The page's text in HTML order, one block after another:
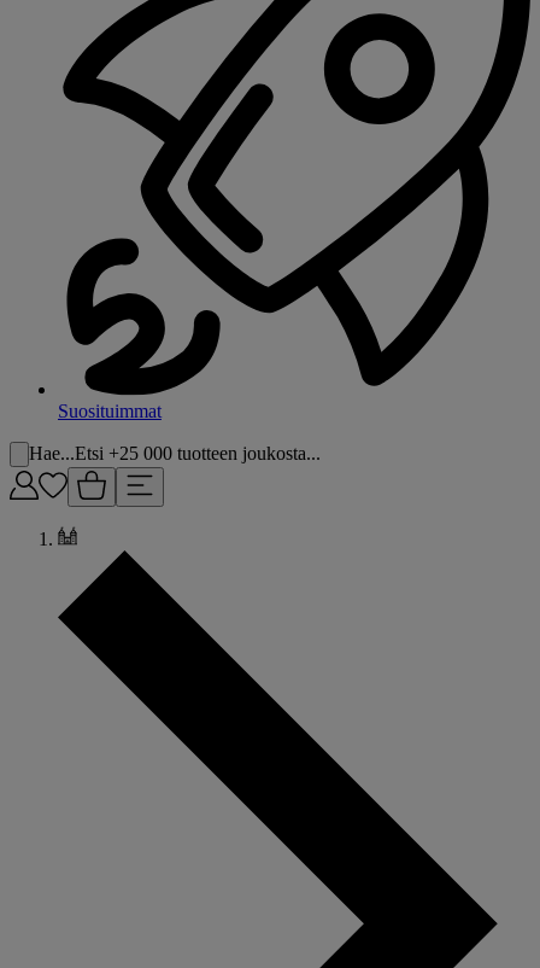
Suosituimmat
Hae...Etsi +25 000 tuotteen joukosta...